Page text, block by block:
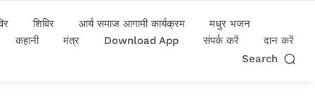
शिविर आर्य समाज आगामी कार्यक्रम
मधुर भजन
कहानी
मंत्र Download App संपर्क करें
दान करें
Search